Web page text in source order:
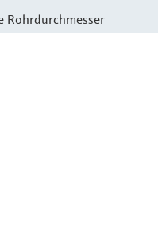
Rohrdurchmesser